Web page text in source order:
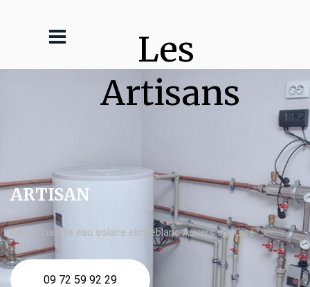
Les
Artisans
ARTISAN
devis Chauffe eau solaire elm leblanc Auvers sur Oise
09 72 59 92 29